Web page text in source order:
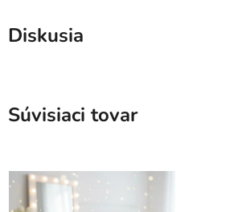
Diskusia
Súvisiaci tovar